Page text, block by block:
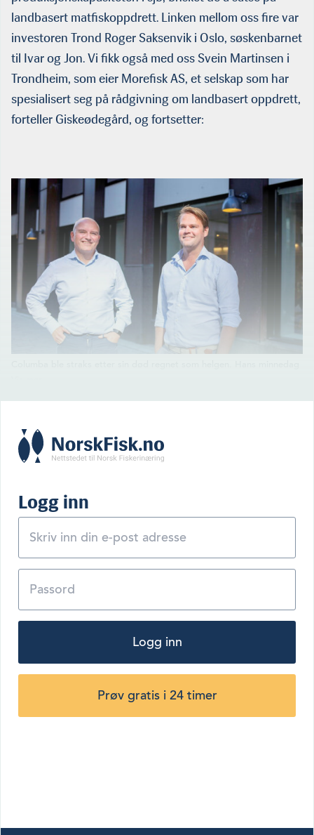
landbasert matfiskoppdrett. Linken mellom oss fire var
investoren Trond Roger Saksenvik i Oslo, søskenbar­net
til Ivar og Jon. Vi fikk også med oss Svein Martinsen i
Trondheim, som eier Morefisk AS, et selskap som har
spesialisert seg på rådgivning om landbasert oppdrett,
forteller Giskeødegård, og fortsetter:
«Kolbjørn med laksen». Kolbjørn er en fornorskning av Columba. At
må vi derfor anta. Her til venstre sammen med adm. direktør i
selskapet, Anders Hagen.
Logg inn
Logg inn
Prøv gratis i 24 timer